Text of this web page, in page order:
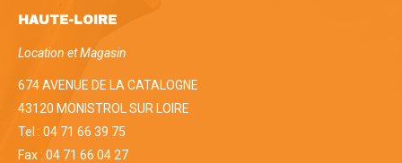
HAUTE-LOIRE
Location et Magasin
674 AVENUE DE LA CATALOGNE
43120 MONISTROL SUR LOIRE
Tel : 04 71 66 39 75
Fax : 04 71 66 04 27